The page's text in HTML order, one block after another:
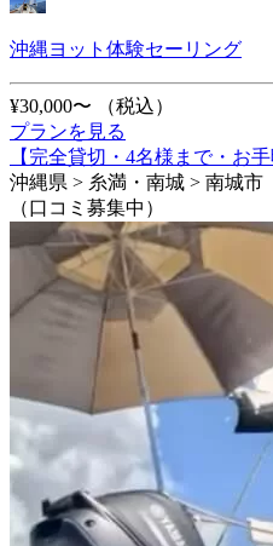
沖縄ヨット体験セーリング
¥30,000〜
（税込）
プランを見る
【完全貸切・4名様まで・お
沖縄県 > 糸満・南城 > 南城市
（口コミ募集中）